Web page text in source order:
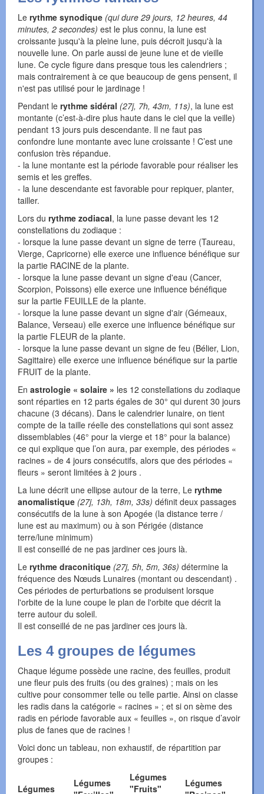
Le rythme synodique (qui dure 29 jours, 12 heures, 44
minutes, 2 secondes) est le plus connu, la lune est
croissante jusqu'à la pleine lune, puis décroit jusqu'à la
nouvelle lune. On parle aussi de jeune lune et de vieille
lune. Ce cycle figure dans presque tous les calendriers ;
mais contrairement à ce que beaucoup de gens pensent, il
n'est pas utilisé pour le jardinage !
Pendant le rythme sidéral (27j, 7h, 43m, 11s), la lune est
montante (c’est-à-dire plus haute dans le ciel que la veille)
pendant 13 jours puis descendante. Il ne faut pas
confondre lune montante avec lune croissante ! C’est une
confusion très répandue.
- la lune montante est la période favorable pour réaliser les
semis et les greffes.
- la lune descendante est favorable pour repiquer, planter,
tailler.
Lors du rythme zodiacal, la lune passe devant les 12
constellations du zodiaque :
- lorsque la lune passe devant un signe de terre (Taureau,
Vierge, Capricorne) elle exerce une influence bénéfique sur
la partie RACINE de la plante.
- lorsque la lune passe devant un signe d'eau (Cancer,
Scorpion, Poissons) elle exerce une influence bénéfique
sur la partie FEUILLE de la plante.
- lorsque la lune passe devant un signe d'air (Gémeaux,
Balance, Verseau) elle exerce une influence bénéfique sur
la partie FLEUR de la plante.
- lorsque la lune passe devant un signe de feu (Bélier, Lion,
Sagittaire) elle exerce une influence bénéfique sur la partie
FRUIT de la plante.
En astrologie « solaire » les 12 constellations du zodiaque
sont réparties en 12 parts égales de 30° qui durent 30 jours
chacune (3 décans). Dans le calendrier lunaire, on tient
compte de la taille réelle des constellations qui sont assez
dissemblables (46° pour la vierge et 18° pour la balance)
ce qui explique que l’on aura, par exemple, des périodes «
racines » de 4 jours consécutifs, alors que des périodes «
fleurs » seront limitées à 2 jours .
La lune décrit une ellipse autour de la terre, Le rythme
anomalistique (27j, 13h, 18m, 33s) définit deux passages
consécutifs de la lune à son Apogée (la distance terre /
lune est au maximum) ou à son Périgée (distance
terre/lune minimum)
Il est conseillé de ne pas jardiner ces jours là.
Le rythme draconitique (27j, 5h, 5m, 36s) détermine la
fréquence des Nœuds Lunaires (montant ou descendant) .
Ces périodes de perturbations se produisent lorsque
l'orbite de la lune coupe le plan de l'orbite que décrit la
terre autour du soleil.
Il est conseillé de ne pas jardiner ces jours là.
Les 4 groupes de légumes
Chaque légume possède une racine, des feuilles, produit
une fleur puis des fruits (ou des graines) ; mais on les
cultive pour consommer telle ou telle partie. Ainsi on classe
les radis dans la catégorie « racines » ; et si on sème des
radis en période favorable aux « feuilles », on risque d’avoir
plus de fanes que de racines !
Voici donc un tableau, non exhaustif, de répartition par
groupes :
Légumes
Légumes
Légumes
"Fruits"
Légumes